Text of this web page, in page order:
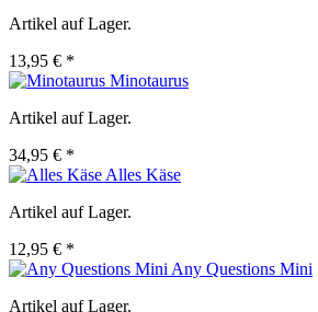
Artikel auf Lager.
13,95 € *
Minotaurus
Artikel auf Lager.
34,95 € *
Alles Käse
Artikel auf Lager.
12,95 € *
Any Questions Mini
Artikel auf Lager.